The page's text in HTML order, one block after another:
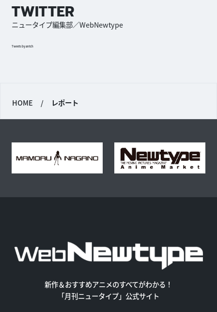
TWITTER
ニュータイプ編集部／WebNewtype
Tweets by antch
HOME / レポート
新作＆おすすめアニメのすべてがわかる！
「月刊ニュータイプ」公式サイト